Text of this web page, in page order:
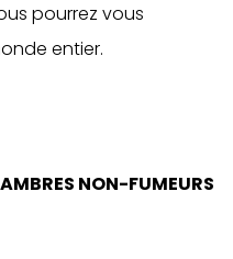
pourrez vous
entier.
NON-FUMEURS